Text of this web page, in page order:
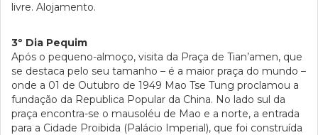
livre. Alojamento.
3º Dia Pequim
Após o pequeno-almoço, visita da Praça de Tian’amen, que
se destaca pelo seu tamanho – é a maior praça do mundo –
onde a 01 de Outubro de 1949 Mao Tse Tung proclamou a
fundação da Republica Popular da China. No lado sul da
praça encontra-se o mausoléu de Mao e a norte, a entrada
para a Cidade Proibida (Palácio Imperial), que foi construída